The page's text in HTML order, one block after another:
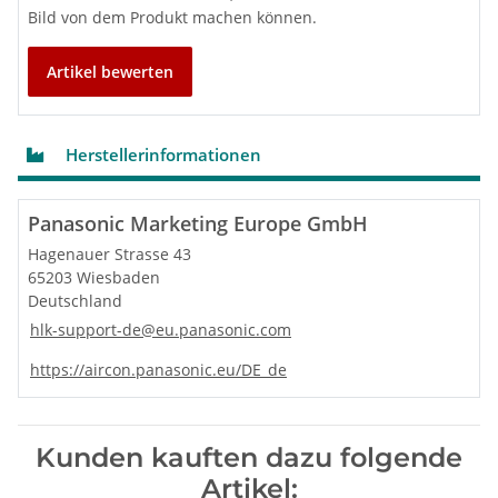
Bild von dem Produkt machen können.
Artikel bewerten
Herstellerinformationen
Panasonic Marketing Europe GmbH
Hagenauer Strasse 43
65203 Wiesbaden
Deutschland
hlk-support-de@eu.panasonic.com
https://aircon.panasonic.eu/DE_de
Kunden kauften dazu folgende
Artikel: